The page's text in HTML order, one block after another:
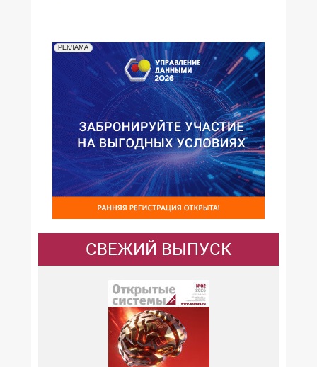
РЕКЛАМА
СВЕЖИЙ ВЫПУСК